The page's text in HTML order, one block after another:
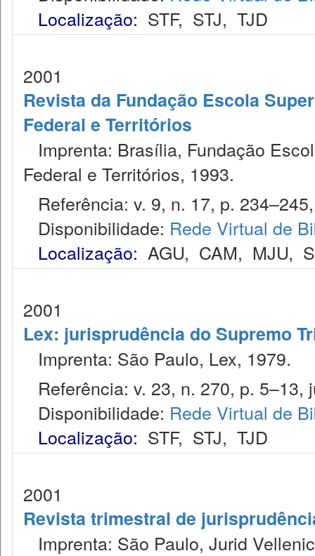
Localização: STF, STJ, TJD
2001
Revista da Fundação Escola
Federal e Territórios
Imprenta: Brasília, Fundação
Federal e Territórios, 1993.
Referência: v. 9, n. 17, p.
Disponibilidade: Rede Virtual de
Localização: AGU, CAM, MJU,
2001
Lex: jurisprudência do Supremo
Imprenta: São Paulo, Lex, 1979.
Referência: v. 23, n. 270, p. 5–13,
Disponibilidade: Rede Virtual de
Localização: STF, STJ, TJD
2001
Revista trimestral de
Imprenta: São Paulo, Jurid